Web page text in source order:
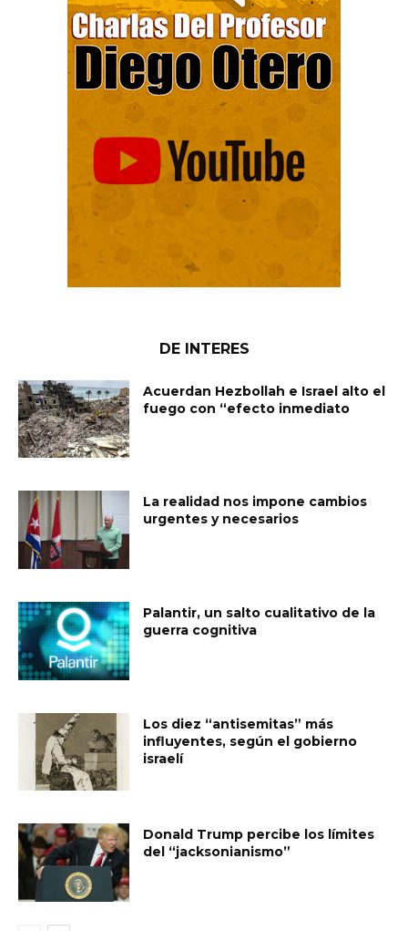
DE INTERES
Acuerdan Hezbollah e Israel alto el
fuego con “efecto inmediato
La realidad nos impone cambios
urgentes y necesarios
Palantir, un salto cualitativo de la
guerra cognitiva
Los diez “antisemitas” más
influyentes, según el gobierno
israelí
Donald Trump percibe los límites
del “jacksonianismo”